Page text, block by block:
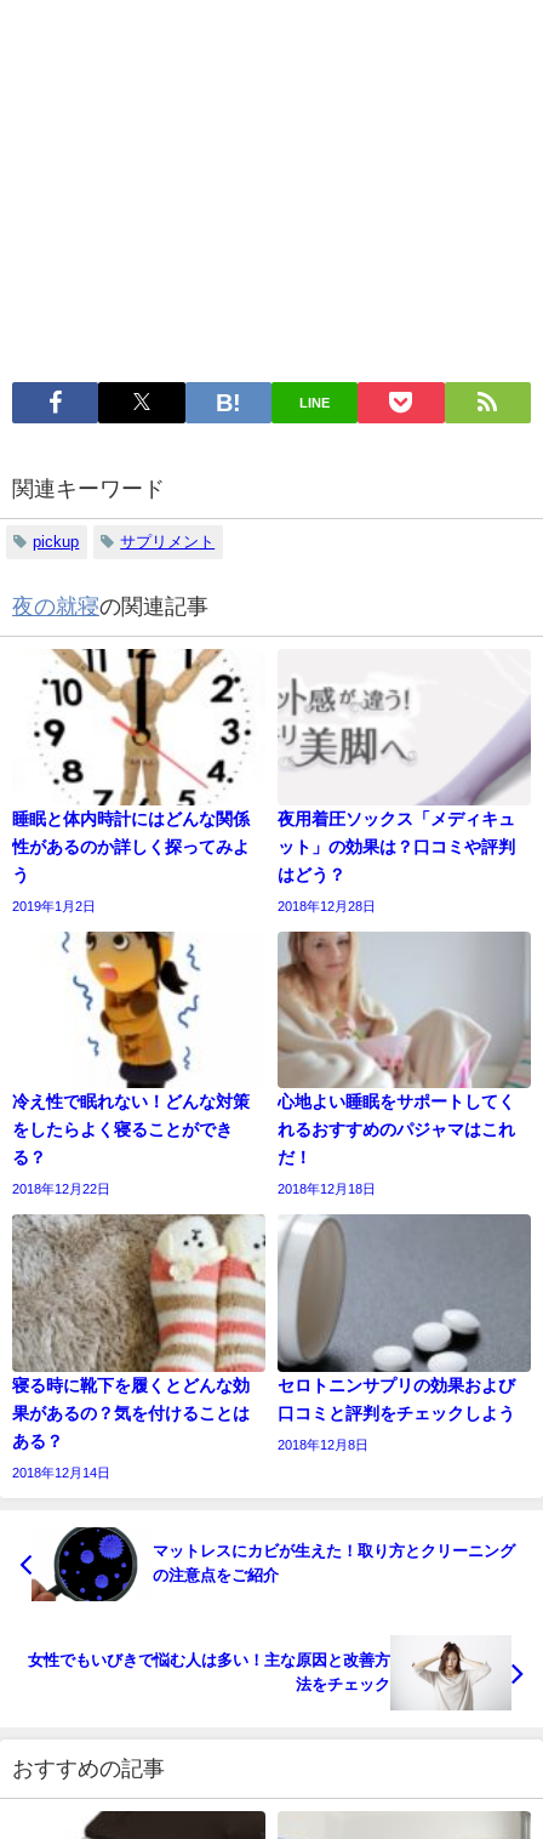
LINE
関連キーワード
pickup サプリメント
夜の就寝の関連記事
睡眠と体内時計にはどんな関係
性があるのか詳しく探ってみよ
う
2019年1月2日
夜用着圧ソックス「メディキュ
ット」の効果は？口コミや評判
はどう？
2018年12月28日
冷え性で眠れない！どんな対策
をしたらよく寝ることができ
る？
2018年12月22日
心地よい睡眠をサポートしてく
れるおすすめのパジャマはこれ
だ！
2018年12月18日
寝る時に靴下を履くとどんな効
果があるの？気を付けることは
ある？
2018年12月14日
セロトニンサプリの効果および
口コミと評判をチェックしよう
2018年12月8日
マットレスにカビが生えた！取り方とクリーニング
の注意点をご紹介
女性でもいびきで悩む人は多い！主な原因と改善方
法をチェック
おすすめの記事